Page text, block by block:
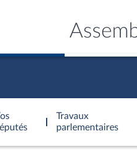
Travaux
parlementaires